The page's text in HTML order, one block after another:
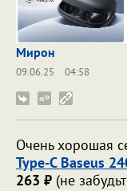
Мирон
09.06.25
04:58
Очень хорошая
Type-C Baseus
263 ₽ (не